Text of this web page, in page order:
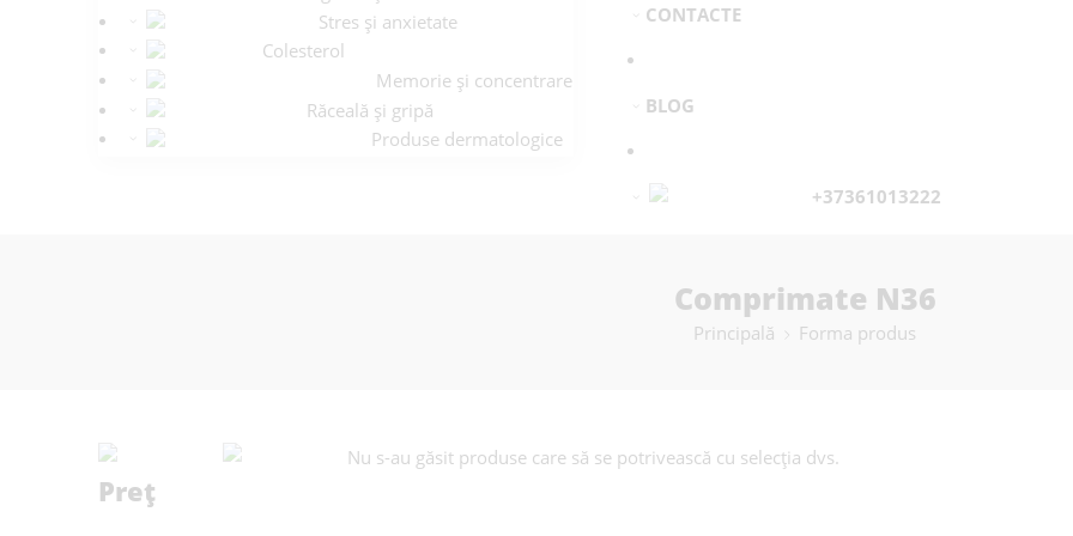
Stres și anxietate
Colesterol
Memorie și concentrare
Răceală și gripă
Produse dermatologice
CONTACTE
BLOG
+37361013222
Comprimate N36
Principală Forma produs
Nu s-au găsit produse care să se potrivească cu selecția dvs.
Preț